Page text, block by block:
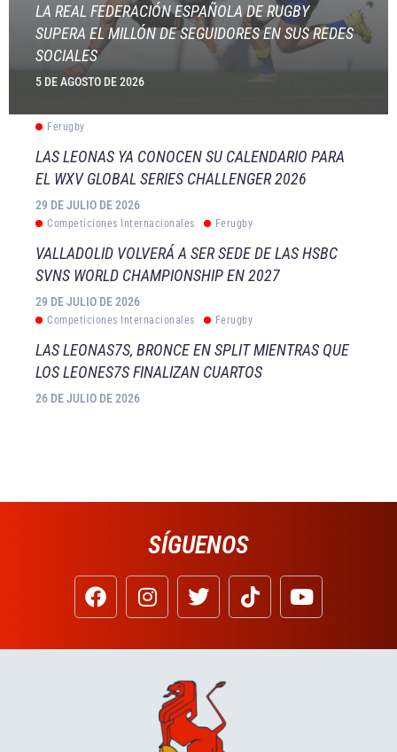
LA REAL FEDERACIÓN ESPAÑOLA DE RUGBY
SUPERA EL MILLÓN DE SEGUIDORES EN SUS REDES
SOCIALES
5 DE AGOSTO DE 2026
Ferugby
LAS LEONAS YA CONOCEN SU CALENDARIO PARA
EL WXV GLOBAL SERIES CHALLENGER 2026
29 DE JULIO DE 2026
Competiciones Internacionales Ferugby
VALLADOLID VOLVERÁ A SER SEDE DE LAS HSBC
SVNS WORLD CHAMPIONSHIP EN 2027
29 DE JULIO DE 2026
Competiciones Internacionales Ferugby
LAS LEONAS7S, BRONCE EN SPLIT MIENTRAS QUE
LOS LEONES7S FINALIZAN CUARTOS
26 DE JULIO DE 2026
SÍGUENOS